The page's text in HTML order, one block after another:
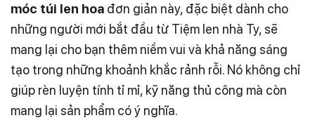
móc túi len hoa đơn giản này, đặc biệt dành cho
những người mới bắt đầu từ Tiệm len nhà Ty, sẽ
mang lại cho bạn thêm niềm vui và khả năng sáng
tạo trong những khoảnh khắc rảnh rỗi. Nó không chỉ
giúp rèn luyện tính tỉ mỉ, kỹ năng thủ công mà còn
mang lại sản phẩm có ý nghĩa.